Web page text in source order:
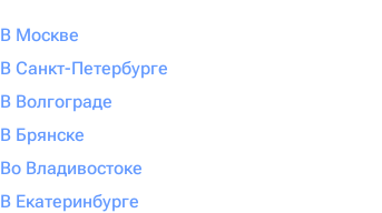
В Москве
В Санкт-Петербурге
В Волгограде
В Брянске
Во Владивостоке
В Екатеринбурге